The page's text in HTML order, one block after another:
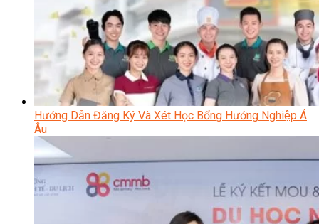
Hướng Dẫn Đăng Ký Và Xét Học Bổng Hướng Nghiệp Á
Âu